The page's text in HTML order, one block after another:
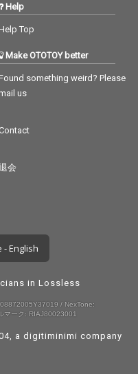
Help
Top
Make OTOTOY better
something weird? Please
us
会
English
in Lossless
/ NexTone:
マーク: RIAJ80023001
a digitiminimi company